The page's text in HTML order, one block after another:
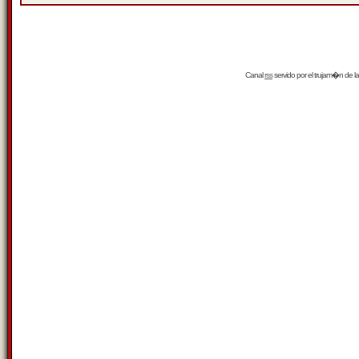
Canalrssservido por eltrujam�nde